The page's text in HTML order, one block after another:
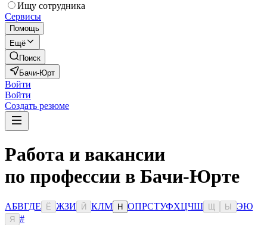
Ищу сотрудника
Сервисы
Помощь
Ещё
Поиск
Бачи-Юрт
Войти
Войти
Создать резюме
Работа и вакансии
по профессии в Бачи-Юрте
АБВГДЕ Ё ЖЗИ Й КЛМ Н ОПРСТУФХЦЧШ Ы ЭЮ
Я
#